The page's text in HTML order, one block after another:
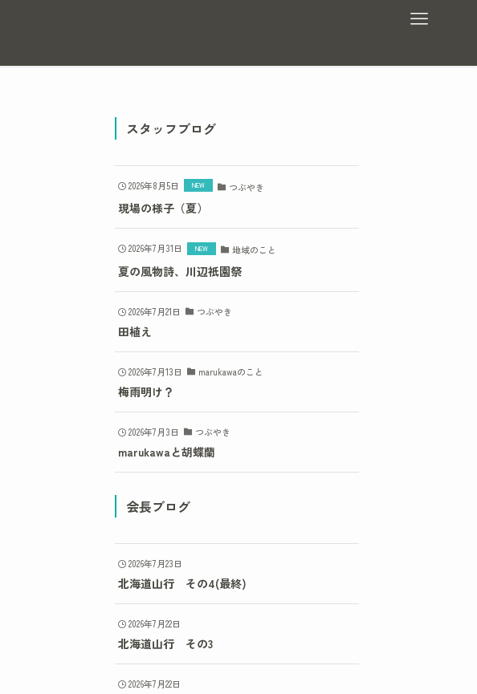
スタッフブログ
2026年8月5日 つぶやき
現場の様子（夏）
2026年7月31日 地域のこと
夏の風物詩、川辺祇園祭
2026年7月21日 つぶやき
田植え
2026年7月13日 marukawaのこと
梅雨明け？
2026年7月3日 つぶやき
marukawaと胡蝶蘭
会長ブログ
2026年7月23日
北海道山行 その4(最終)
2026年7月22日
北海道山行 その3
2026年7月22日